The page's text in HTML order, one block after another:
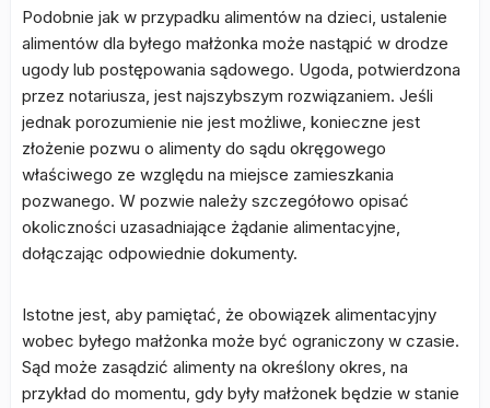
Podobnie jak w przypadku alimentów na dzieci, ustalenie
alimentów dla byłego małżonka może nastąpić w drodze
ugody lub postępowania sądowego. Ugoda, potwierdzona
przez notariusza, jest najszybszym rozwiązaniem. Jeśli
jednak porozumienie nie jest możliwe, konieczne jest
złożenie pozwu o alimenty do sądu okręgowego
właściwego ze względu na miejsce zamieszkania
pozwanego. W pozwie należy szczegółowo opisać
okoliczności uzasadniające żądanie alimentacyjne,
dołączając odpowiednie dokumenty.
Istotne jest, aby pamiętać, że obowiązek alimentacyjny
wobec byłego małżonka może być ograniczony w czasie.
Sąd może zasądzić alimenty na określony okres, na
przykład do momentu, gdy były małżonek będzie w stanie